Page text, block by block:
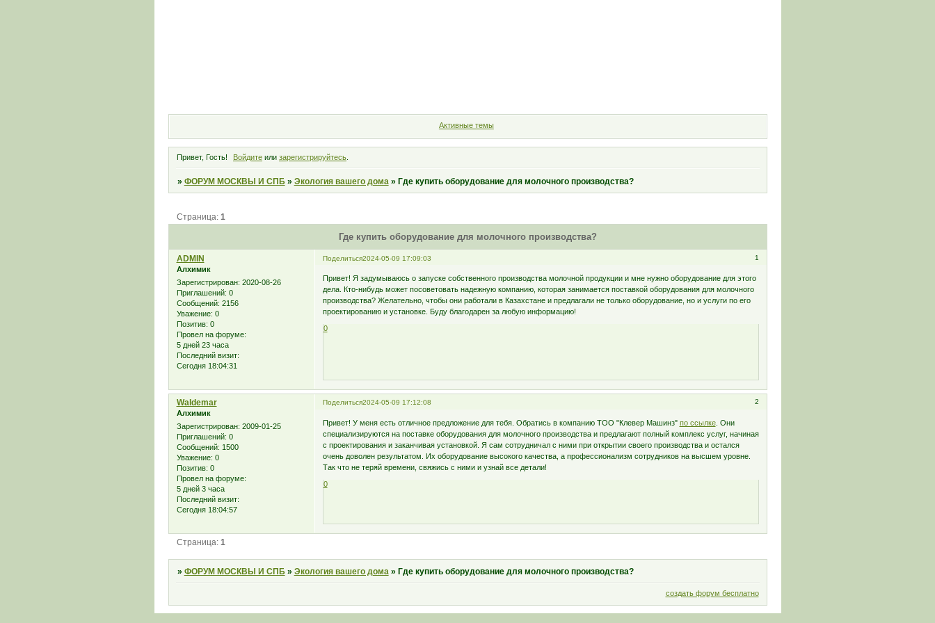
Активные темы
Привет, Гость! Войдите или зарегистрируйтесь.
» ФОРУМ МОСКВЫ И СПБ » Экология вашего дома » Где купить оборудование для молочного производства?
Где купить оборудование для молочного производства?
Страница: 1
Поделиться 1
2024-05-09 17:09:03
ADMIN
Алхимик
Зарегистрирован: 2020-08-26
Приглашений: 0
Сообщений: 2156
Уважение: 0
Позитив: 0
Провел на форуме:
5 дней 23 часа
Последний визит:
Сегодня 18:04:31
Привет! Я задумываюсь о запуске собственного производства молочной продукции и мне нужно оборудование для этого
дела. Кто-нибудь может посоветовать надежную компанию, которая занимается поставкой оборудования для молочного
производства? Желательно, чтобы они работали в Казахстане и предлагали не только оборудование, но и услуги по его
проектированию и установке. Буду благодарен за любую информацию!
0
Поделиться 2
2024-05-09 17:12:08
Waldemar
Алхимик
Зарегистрирован: 2009-01-25
Приглашений: 0
Сообщений: 1500
Уважение: 0
Позитив: 0
Провел на форуме:
5 дней 3 часа
Последний визит:
Сегодня 18:04:57
Привет! У меня есть отличное предложение для тебя. Обратись в компанию ТОО "Клевер Машинз" по ссылке. Они
специализируются на поставке оборудования для молочного производства и предлагают полный комплекс услуг, начиная
с проектирования и заканчивая установкой. Я сам сотрудничал с ними при открытии своего производства и остался
очень доволен результатом. Их оборудование высокого качества, а профессионализм сотрудников на высшем уровне.
Так что не теряй времени, свяжись с ними и узнай все детали!
0
Страница: 1
» ФОРУМ МОСКВЫ И СПБ » Экология вашего дома » Где купить оборудование для молочного производства?
создать форум бесплатно